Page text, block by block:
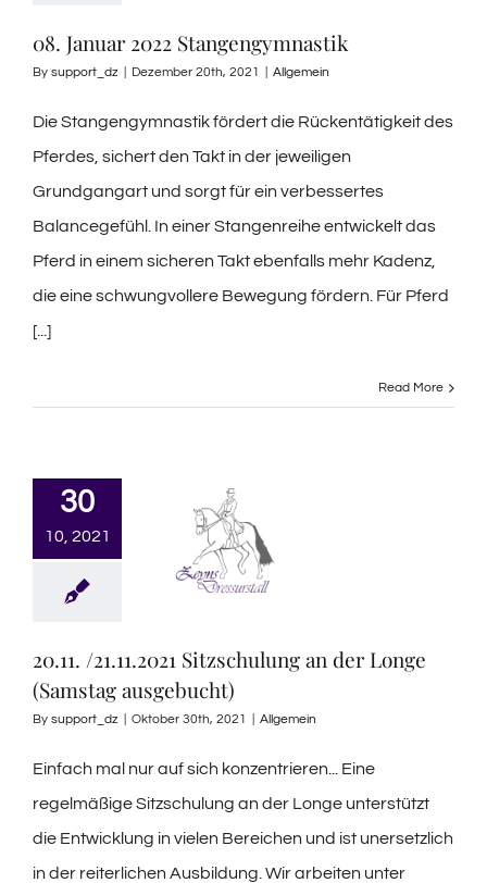
08. Januar 2022 Stangengymnastik
By support_dz Dezember 20th, 2021 Allgemein
Die Stangengymnastik fördert die Rückentätigkeit des
Pferdes, sichert den Takt in der jeweiligen
Grundgangart und sorgt für ein verbessertes
Balancegefühl. In einer Stangenreihe entwickelt das
Pferd in einem sicheren Takt ebenfalls mehr Kadenz,
die eine schwungvollere Bewegung fördern. Für Pferd
[...]
Read More
30
10, 2021
20.11. /21.11.2021 Sitzschulung an der Longe
(Samstag ausgebucht)
By support_dz Oktober 30th, 2021 Allgemein
Einfach mal nur auf sich konzentrieren... Eine
regelmäßige Sitzschulung an der Longe unterstützt
die Entwicklung in vielen Bereichen und ist unersetzlich
in der reiterlichen Ausbildung. Wir arbeiten unter